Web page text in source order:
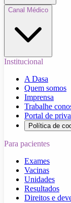
Canal Médico
Institucional
A Dasa
Quem somos
Imprensa
Trabalhe
Portal de
Política de
Para pacientes
Exames
Vacinas
Unidades
Resultados
Direitos e